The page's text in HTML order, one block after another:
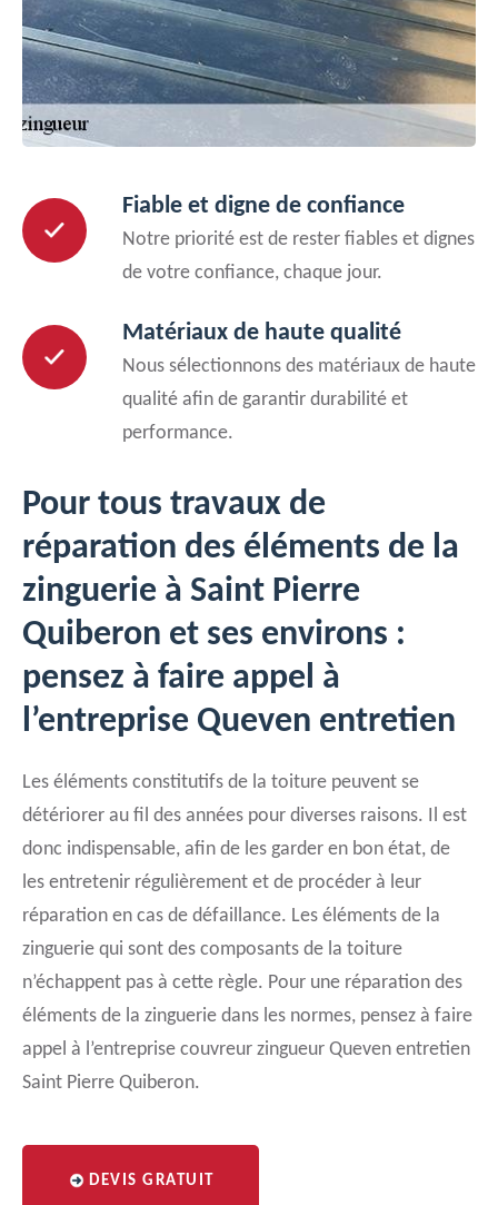
Fiable et digne de confiance
Notre priorité est de rester fiables et dignes
de votre confiance, chaque jour.
Matériaux de haute qualité
Nous sélectionnons des matériaux de haute
qualité afin de garantir durabilité et
performance.
Pour tous travaux de
réparation des éléments de la
zinguerie à Saint Pierre
Quiberon et ses environs :
pensez à faire appel à
l’entreprise Queven entretien
Les éléments constitutifs de la toiture peuvent se
détériorer au fil des années pour diverses raisons. Il est
donc indispensable, afin de les garder en bon état, de
les entretenir régulièrement et de procéder à leur
réparation en cas de défaillance. Les éléments de la
zinguerie qui sont des composants de la toiture
n’échappent pas à cette règle. Pour une réparation des
éléments de la zinguerie dans les normes, pensez à faire
appel à l’entreprise couvreur zingueur Queven entretien
Saint Pierre Quiberon.
DEVIS GRATUIT